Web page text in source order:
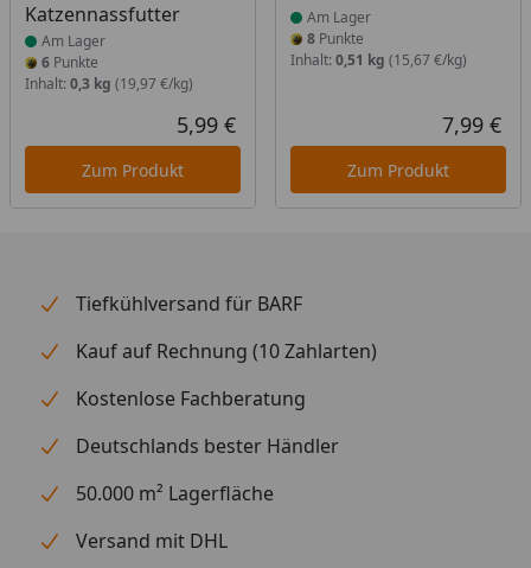
Katzennassfutter
Am Lager
6 Punkte
Inhalt: 0,3 kg (19,97 €/kg)
Aktueller Preis
5,99 €
Zum Produkt
Am Lager
8Punkte
Inhalt: 0,51 kg (15,67 €/kg)
7,99 €
Zum Produkt
Tiefkühlversand für BARF
Kauf auf Rechnung (10 Zahlarten)
Kostenlose Fachberatung
Deutschlands bester Händler
50.000 m² Lagerfläche
Versand mit DHL